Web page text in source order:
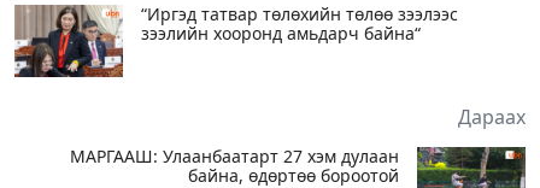
“Иргэд татвар төлөхийн төлөө зээлээс
зээлийн хооронд амьдарч байна“
Дараах
МАРГААШ: Улаанбаатарт 27 хэм дулаан
байна, өдөртөө бороотой